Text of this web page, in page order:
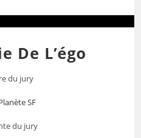
De L’égo
du jury
du jury